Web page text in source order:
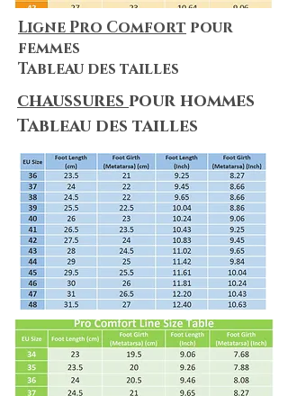
Ligne Pro Comfort pour
femmes
Tableau des tailles
chaussurespour hommes
Tableau des tailles